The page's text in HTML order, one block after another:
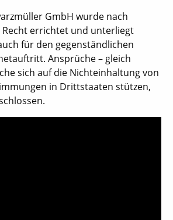
GmbH wurde nach
errichtet und unterliegt
für den gegenständlichen
Ansprüche – gleich
sich auf die Nichteinhaltung von
in Drittstaaten stützen,